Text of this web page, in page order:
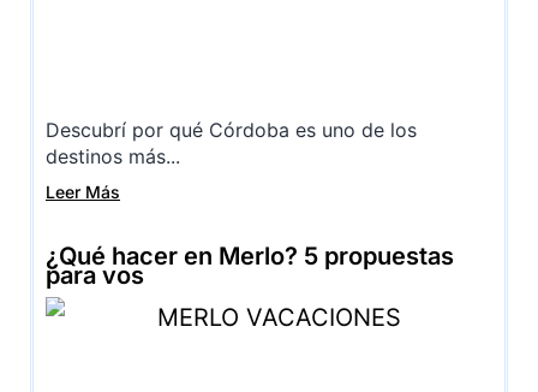
Descubrí por qué Córdoba es uno de los
destinos más...
Leer Más
¿Qué hacer en Merlo? 5 propuestas
para vos